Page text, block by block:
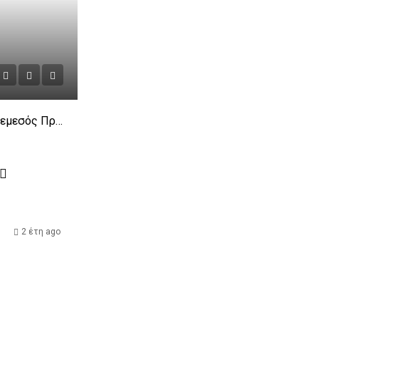
Διαμέρισμα (Διαμέρισμα) Στον Εναέριο, Λεμεσός Προς Ενοικίαση
2 έτη ago